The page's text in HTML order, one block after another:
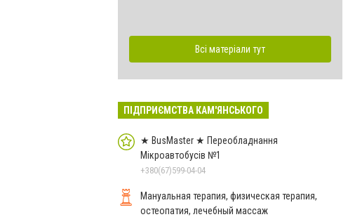
Всі матеріали тут
ПІДПРИЄМСТВА КАМ'ЯНСЬКОГО
★ BusMaster ★ Переобладнання
Мікроавтобусів №1
+380(67)599-04-04
Мануальная терапия, физическая терапия,
остеопатия, лечебный массаж